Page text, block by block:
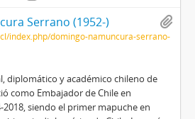
Serrano (1952-)
index.php/domingo-namuncura-serrano-
diplomático y académico chileno de
como Embajador de Chile en
siendo el primer mapuche en